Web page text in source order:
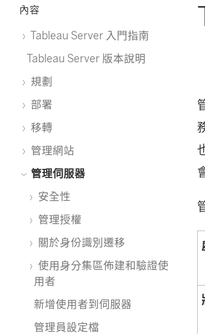
內容
Tableau Server 入門指南
Tableau Server 版本說明
規劃
部署
移轉
管理網站
管理伺服器
安全性
管理授權
關於身份識別遷移
使用身分集區佈建和驗證使
用者
新增使用者到伺服器
管理員設定檔